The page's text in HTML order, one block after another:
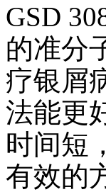
GSD
的准分
疗银屑
法能更
时间短
有效的